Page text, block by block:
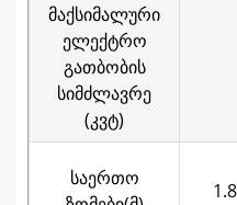
მაქსიმალური
ელექტრო
გათბობის
სიმძლავრე
(კვტ)
საერთო